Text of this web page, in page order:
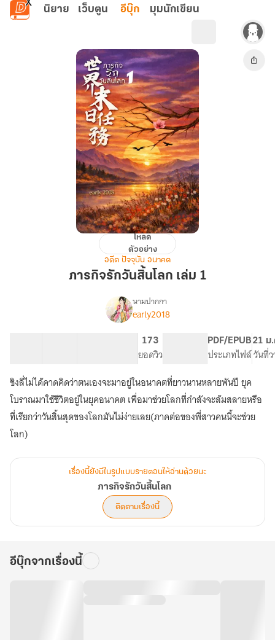
ข้ามไปยังเนื้อหาหลัก
นิยาย เว็บตูน อีบุ๊ก มุมนักเขียน
ภารกิจ
วัน
โหลด
ตัวอย่าง
อดีต ปัจจุบัน อนาคต
ภารกิจรักวันสิ้นโลก เล่ม 1
เรื่อง
รัก
วัน
สิ้น
นามปากกา
early2018
173
ยอดวิว
PDF/EPUB
ประเภทไฟล์
21 ม
วันที่
ชิงลี่ไม่ได้คาดคิดว่าตนเองจะมาอยู่ในอนาคตที่ยาวนานหลายพันปี ยุค
โบราณมาใช้ชีวิตอยู่ในยุคอนาคต เพื่อมาช่วยโลกที่กำลังจะล้มสลายหรือ
ที่เรียกว่าวันสิ้นสุดของโลกมันไม่ง่ายเลย(ภาคต่อของพี่สาวคนนี้จะช่วย
โลก)
เรื่องนี้ยังมีในรูปแบบรายตอนให้อ่านด้วยนะ
ภารกิจรักวันสิ้นโลก
ติดตามเรื่องนี้
อีบุ๊กจากเรื่องนี้